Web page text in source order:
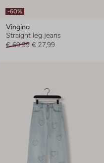
-60%
Vingino
Straight leg jeans
€ 69,99 € 27,99